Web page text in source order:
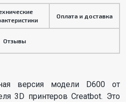
Оплата и доставка
Отзывы
версия модели D600 от
3D принтеров Сreatbot. Это